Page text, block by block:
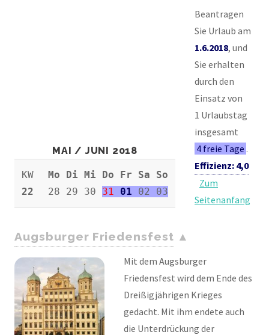
MAI / JUNI 2018
KW
22
Mo Di Mi Do Fr Sa So
28 29 30 31 01 02 03
Beantragen
Sie Urlaub am
1.6.2018, und
Sie erhalten
durch den
Einsatz von
1 Urlaubstag
insgesamt
4 freie Tage .
Effizienz: 4,0
Zum
Seitenanfang
Augsburger Friedensfest
Mit dem Augsburger
Friedensfest wird dem Ende des
Dreißigjährigen Krieges
gedacht. Mit ihm endete auch
die Unterdrückung der